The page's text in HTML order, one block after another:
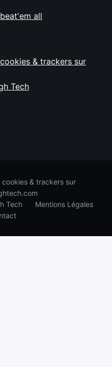
all
& trackers sur
Tech
& trackers sur
Tech
Mentions Légales